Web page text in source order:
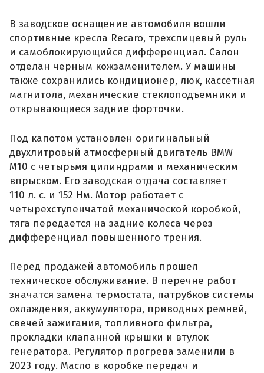
В заводское оснащение автомобиля вошли
спортивные кресла Recaro, трехспицевый руль
и самоблокирующийся дифференциал. Салон
отделан черным кожзаменителем. У машины
также сохранились кондиционер, люк, кассетная
магнитола, механические стеклоподъемники и
открывающиеся задние форточки.
Под капотом установлен оригинальный
двухлитровый атмосферный двигатель BMW
M10 с четырьмя цилиндрами и механическим
впрыском. Его заводская отдача составляет
110 л. с. и 152 Нм. Мотор работает с
четырехступенчатой механической коробкой,
тяга передается на задние колеса через
дифференциал повышенного трения.
Перед продажей автомобиль прошел
техническое обслуживание. В перечне работ
значатся замена термостата, патрубков системы
охлаждения, аккумулятора, приводных ремней,
свечей зажигания, топливного фильтра,
прокладки клапанной крышки и втулок
генератора. Регулятор прогрева заменили в
2023 году. Масло в коробке передач и